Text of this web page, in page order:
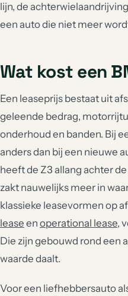
lijn, de
een auto die niet meer
Wat kost een
Een leaseprijs bestaat uit
geleende bedrag,
onderhoud en banden. Bij
anders dan bij een nieuwe
heeft de Z3 allang achter
zakt nauwelijks meer in
klassieke leasevormen op
lease en operational lease,
Die zijn gebouwd rond een
waarde daalt.
Voor een liefhebbersauto